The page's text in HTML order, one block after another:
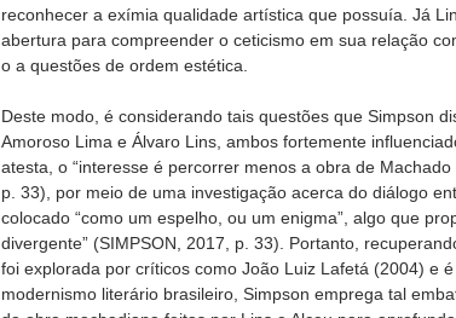
reconhecer a exímia qualidade artística que possuía. Já
abertura para compreender o ceticismo em sua relação
o a questões de ordem estética.
Deste modo, é considerando tais questões que Simpson
Amoroso Lima e Álvaro Lins, ambos fortemente
atesta, o “interesse é percorrer menos a obra de Machado
p. 33), por meio de uma investigação acerca do diálogo
colocado “como um espelho, ou um enigma”, algo que
divergente” (SIMPSON, 2017, p. 33). Portanto,
foi explorada por críticos como João Luiz Lafetá (2004) e
modernismo literário brasileiro, Simpson emprega tal